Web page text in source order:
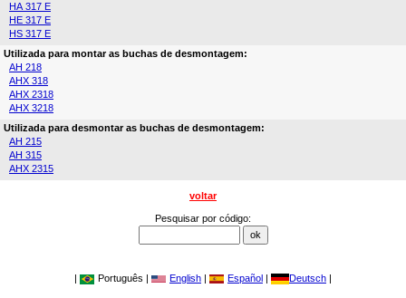
HA 317 E
HE 317 E
HS 317 E
Utilizada para montar as buchas de desmontagem:
AH 218
AHX 318
AHX 2318
AHX 3218
Utilizada para desmontar as buchas de desmontagem:
AH 215
AH 315
AHX 2315
voltar
Pesquisar por código:
| Português | English | Español | Deutsch |